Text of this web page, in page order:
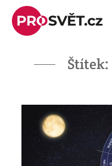
Skip
content
Štítek: